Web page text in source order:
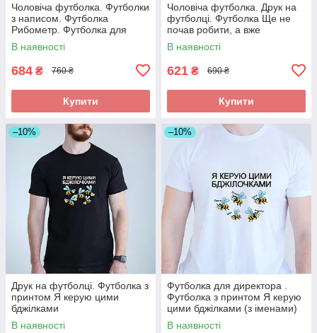
Чоловіча футболка. Футболки
з написом. Футболка
Рибометр. Футболка для
рибака
В наявності
684 ₴ 760 ₴
Купити
Чоловіча футболка. Друк на
футболці. Футболка Ще не
почав робити, а вже
втомився
В наявності
621 ₴ 690 ₴
Купити
–10%
Друк на футболці. Футболка з
принтом Я керую цими
бджілками
В наявності
–10%
Футболка для директора .
Футболка з принтом Я керую
цими бджілками (з іменами)
В наявності